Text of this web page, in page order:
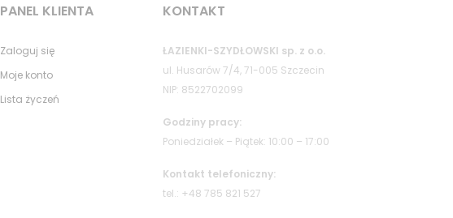
PANEL KLIENTA
Zaloguj się
Moje konto
Lista życzeń
KONTAKT
ŁAZIENKI-SZYDŁOWSKI sp. z o.o.
ul. Husarów 7/4, 71-005 Szczecin
NIP: 8522702099
Godziny pracy:
Poniedziałek – Piątek: 10:00 – 17:00
Kontakt telefoniczny:
tel.: +48 785 821 527